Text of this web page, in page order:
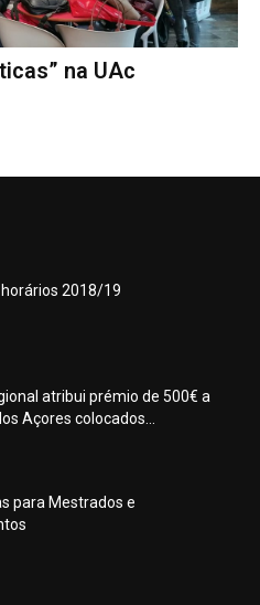
na UAc
2018/19
atribui prémio de 500€ a
Açores colocados...
para Mestrados e